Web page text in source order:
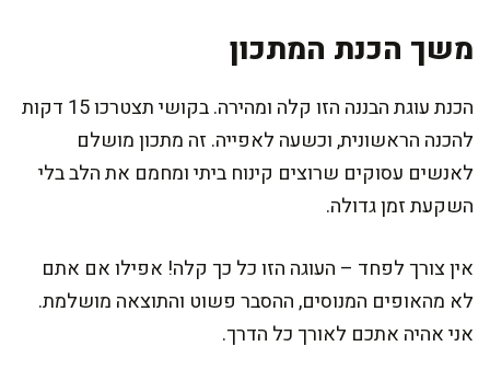
משך הכנת המתכון
הכנת עוגת הבננה הזו קלה ומהירה. בקושי תצטרכו 15 דקות
להכנה הראשונית, וכשעה לאפייה. זה מתכון מושלם
לאנשים עסוקים שרוצים קינוח ביתי ומחמם את הלב בלי
השקעת זמן גדולה.
אין צורך לפחד – העוגה הזו כל כך קלה! אפילו אם אתם
לא מהאופים המנוסים, ההסבר פשוט והתוצאה מושלמת.
אני אהיה אתכם לאורך כל הדרך.